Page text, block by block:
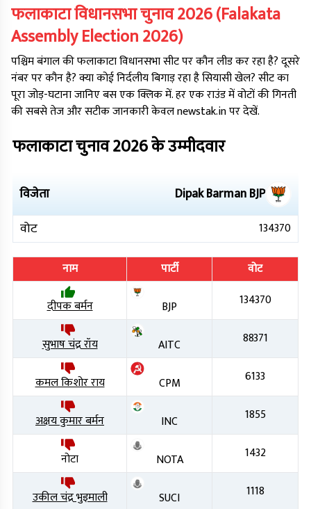
फलाकाटाविधानसभा चुनाव2026(Falakata
Assembly Election2026)
पश्चिम बंगालकीफलाकाटाविधानसभा सीट पर कौन लीड कर रहा है? दूसरे
नंबर पर कौन है? क्या कोई निर्दलीय बिगाड़ रहा है सियासी खेल? सीट का
पूरा जोड़-घटाना जानिए बस एक क्लिक में. हर एक राउंड में वोटों की गिनती
की सबसे तेज और सटीक जानकारी केवल newstak.in पर देखें.
फलाकाटाचुनाव2026के उम्मीदवार
विजेता Dipak BarmanBJP
वोट
134370
नाम पार्टी
वोट
दीपक बर्मन
BJP 134370
सुभाष चंद्र रॉय AITC 88371
कमल किशोर राय CPM 6133
अक्षय कुमार बर्मन INC 1855
नोटा NOTA 1432
उकील चंद्र भुइमाली SUCI 1118